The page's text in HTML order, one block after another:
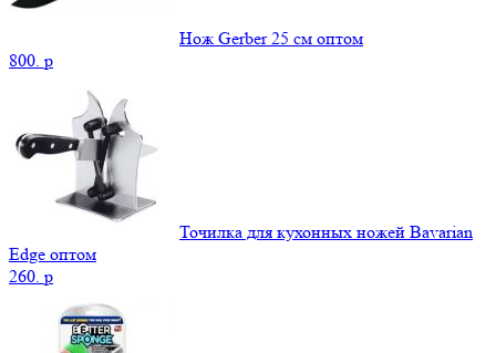
Нож Gerber 25 см оптом
800. p
Точилка для кухонных ножей Bavarian
Edge оптом
260. p